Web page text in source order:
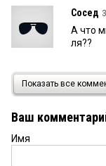
Сосед
А что
ля??
Панда
судья
Показать все
Ваш
Имя